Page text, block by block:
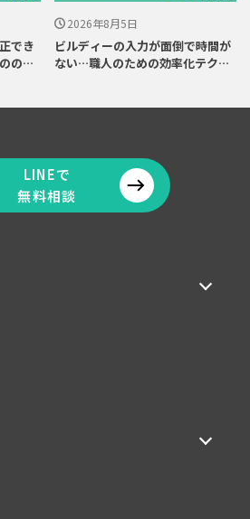
でき
の見
2026年8月5日
ビルディーの入力が面倒で時間が
ない…職人のための効率化テクと
LINEで
無料相談